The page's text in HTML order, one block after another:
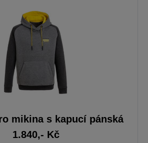
mikina s kapucí pánská
1.840,- Kč